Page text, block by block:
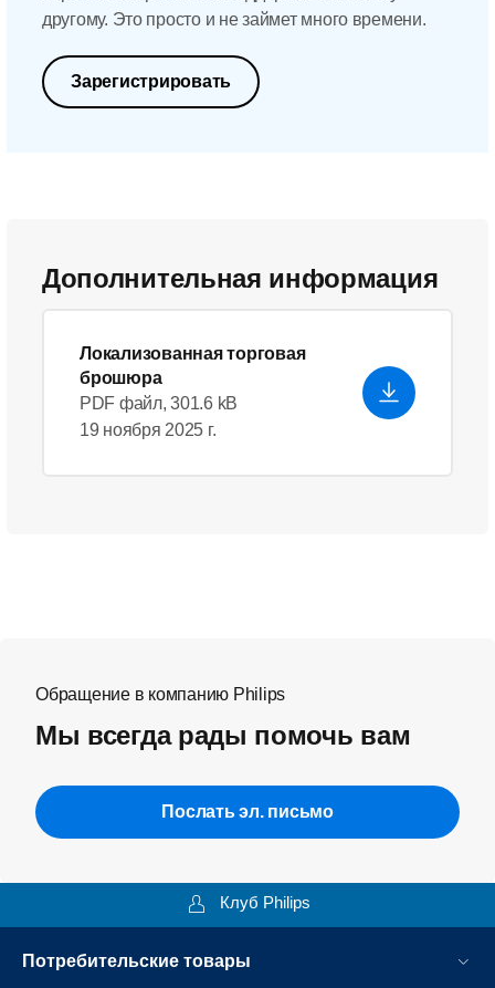
другому. Это просто и не займет много времени.
Зарегистрировать
Дополнительная информация
Локализованная торговая
брошюра
PDF файл, 301.6 kB
19 ноября 2025 г.
Обращение в компанию Philips
Мы всегда рады помочь вам
Послать эл. письмо
Клуб Philips
Потребительские товары